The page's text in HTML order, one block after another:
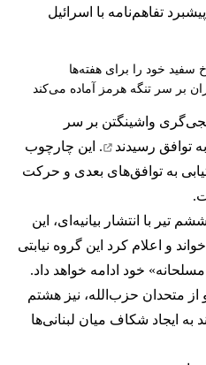
تفاهم‌نامه با اسرائیل
سفید خود را برای هفته‌ها
بر سر تنگه هرمز آماده می‌کند
واشینگتن بر سر
به توافق رسیدند
. این چارچوب
به توافق‌های بعدی و حرکت
تیر با انتشار بیانیه‌ای، این
خواند و اعلام کرد این گروه نیابتی
خود ادامه خواهد داد.
از متحدان حزب‌الله، نیز هشتم
به ایجاد شکاف میان لبنانی‌ها